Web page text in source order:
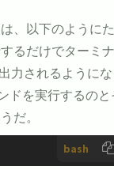
、以下のように
るだけでターミ
力されるようにな
ドを実行するのと
だ。
bash